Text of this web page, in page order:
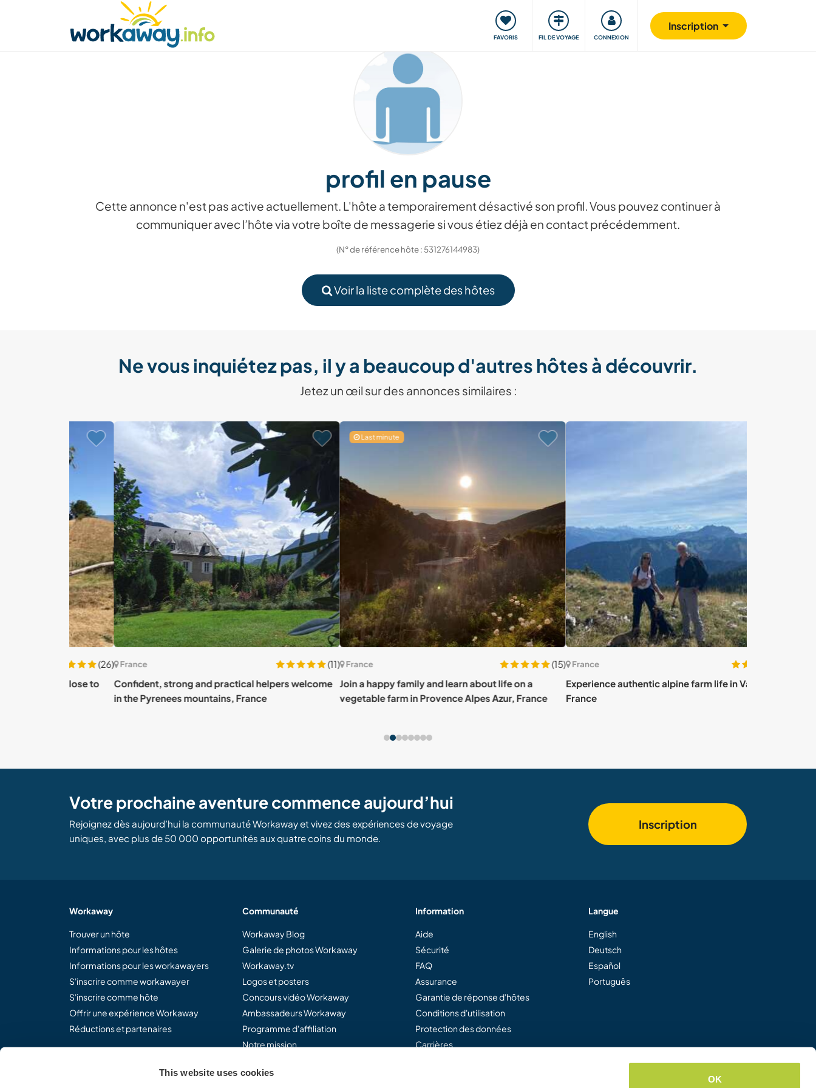
This website uses cookies
OK
FAVORIS FIL DE VOYAGE CONNEXION
Inscription
Trouver hôte Covoyager Voyager, apprendre Communauté S'impliquer Sécurité
profil en pause
Cette annonce n'est pas active actuellement. L'hôte a temporairement désactivé son profil. Vous pouvez continuer à
communiquer avec l’hôte via votre boîte de messagerie si vous étiez déjà en contact précédemment.
(N° de référence hôte : 531276144983)
Voir la liste complète des hôtes
Ne vous inquiétez pas, il y a beaucoup d'autres hôtes à découvrir.
Jetez un œil sur des annonces similaires :
France
(11)
Confident, strong and practical helpers welcome
in the Pyrenees mountains, France
Last minute
France
(15)
Join a happy family and learn about life on a
vegetable farm in Provence Alpes Azur, France
France
(1)
Experience authentic alpine farm life in Vailly,
France
Votre prochaine aventure commence aujourd’hui
Rejoignez dès aujourd’hui la communauté Workaway et vivez des expériences de voyage
uniques, avec plus de 50 000 opportunités aux quatre coins du monde.
Inscription
Workaway
Trouver un hôte
Informations pour les hôtes
Informations pour les workawayers
S'inscrire comme workawayer
S'inscrire comme hôte
Offrir une expérience Workaway
Réductions et partenaires
Communauté
Workaway Blog
Galerie de photos Workaway
Workaway.tv
Logos et posters
Concours vidéo Workaway
Ambassadeurs Workaway
Programme d'affiliation
Notre mission
Information
Aide
Sécurité
FAQ
Assurance
Garantie de réponse d'hôtes
Conditions d'utilisation
Protection des données
Carrières
Langue
English
Deutsch
Español
Português